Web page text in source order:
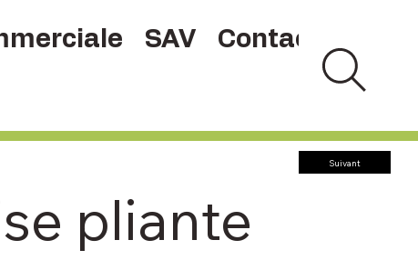
SAV Contact
pliante
Suivant